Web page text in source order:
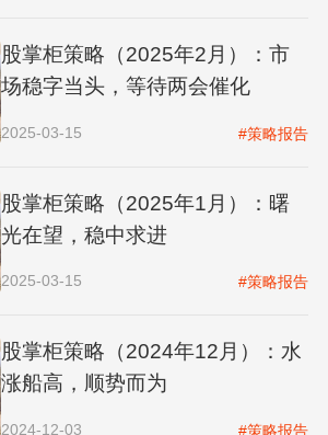
股掌柜策略（2025年2月）：市
场稳字当头，等待两会催化
2025-03-15 #策略报告
股掌柜策略（2025年1月）：曙
光在望，稳中求进
2025-03-15 #策略报告
股掌柜策略（2024年12月）：水
涨船高，顺势而为
2024-12-03 #策略报告